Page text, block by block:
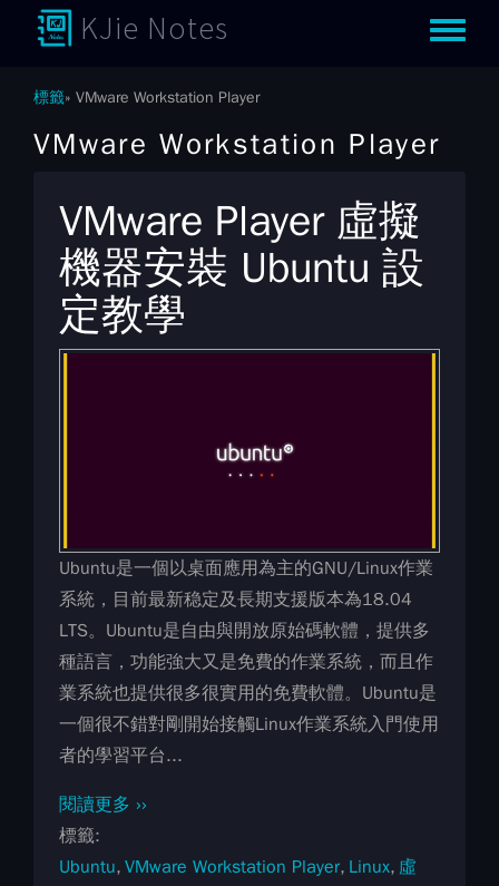
KJie Notes Toggle
標籤 VMware Workstation Player
VMware Workstation Player
VMware Player 虛擬
機器安裝 Ubuntu 設
定教學
Ubuntu是一個以桌面應用為主的GNU/Linux作業
系統，目前最新稳定及長期支援版本為18.04
LTS。Ubuntu是自由與開放原始碼軟體，提供多
種語言，功能強大又是免費的作業系統，而且作
業系統也提供很多很實用的免費軟體。Ubuntu是
一個很不錯對剛開始接觸Linux作業系統入門使用
者的學習平台...
閱讀更多 ››
標籤
Ubuntu VMware Workstation Player Linux 虛